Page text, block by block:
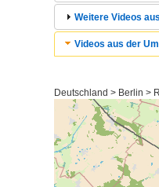
Weitere Videos
Videos aus der
Deutschland > Berlin >